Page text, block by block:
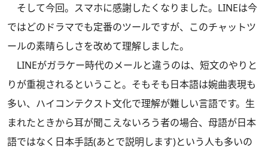
そして今回。スマホに感謝したくなりました。LINEは今
ではどのドラマでも定番のツールですが、このチャットツ
ールの素晴らしさを改めて理解しました。
LINEがガラケー時代のメールと違うのは、短文のやりと
りが重視されるということ。そもそも日本語は婉曲表現も
多い、ハイコンテクスト文化で理解が難しい言語です。生
まれたときから耳が聞こえないろう者の場合、母語が日本
語ではなく日本手話(あとで説明します)という人も多いの